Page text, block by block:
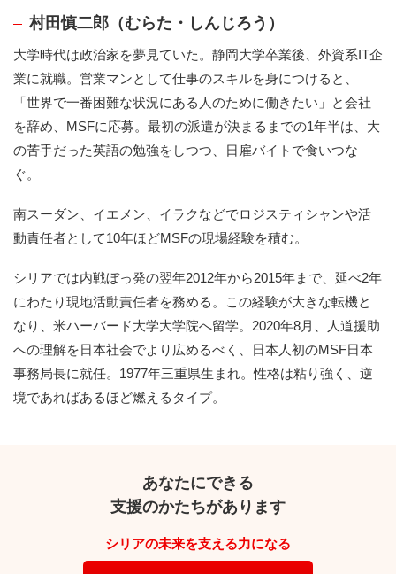
村田慎二郎（むらた・しんじろう）
大学時代は政治家を夢見ていた。静岡大学卒業後、外資系IT企
業に就職。営業マンとして仕事のスキルを身につけると、
「世界で一番困難な状況にある人のために働きたい」と会社
を辞め、MSFに応募。最初の派遣が決まるまでの1年半は、大
の苦手だった英語の勉強をしつつ、日雇バイトで食いつな
ぐ。
南スーダン、イエメン、イラクなどでロジスティシャンや活
動責任者として10年ほどMSFの現場経験を積む。
シリアでは内戦ぼっ発の翌年2012年から2015年まで、延べ2年
にわたり現地活動責任者を務める。この経験が大きな転機と
なり、米ハーバード大学大学院へ留学。2020年8月、人道援助
への理解を日本社会でより広めるべく、日本人初のMSF日本
事務局長に就任。1977年三重県生まれ。性格は粘り強く、逆
境であればあるほど燃えるタイプ。
あなたにできる
支援のかたちがあります
シリアの未来を支える力になる